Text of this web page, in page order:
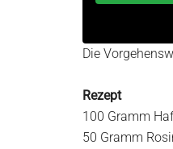
Die
Rezept
100 Gramm
50 Gramm